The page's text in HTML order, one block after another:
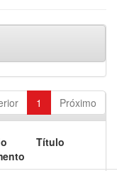
1 Próximo
Título